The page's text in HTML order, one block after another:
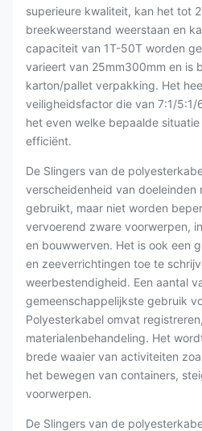
superieure kwaliteit, kan het tot
breekweerstand weerstaan en
capaciteit van 1T-50T worden
varieert van 25mm300mm en is
karton/pallet verpakking. Het
veiligheidsfactor die van 7:1/5:1/
het even welke bepaalde
efficiënt.
De Slingers van de
verscheidenheid van
gebruikt, maar niet worden
vervoerend zware voorwerpen,
en bouwwerven. Het is ook een
en zeeverrichtingen toe te
weerbestendigheid. Een aantal
gemeenschappelijkste gebruik
Polyesterkabel omvat
materialenbehandeling. Het
brede waaier van activiteiten
het bewegen van containers,
voorwerpen.
De Slingers van de